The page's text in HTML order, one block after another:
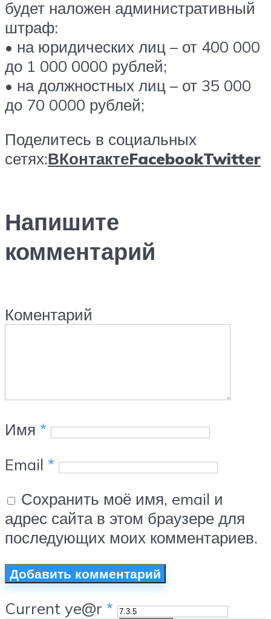
будет наложен административный
штраф:
• на юридических лиц – от 400 000
до 1 000 0000 рублей;
• на должностных лиц – от 35 000
до 70 0000 рублей;
Поделитесь в социальных
сетях:ВКонтактеFacebookTwitter
Напишите
комментарий
Коментарий
Имя *
Email *
Сохранить моё имя, email и
адрес сайта в этом браузере для
последующих моих комментариев.
Current ye@r *